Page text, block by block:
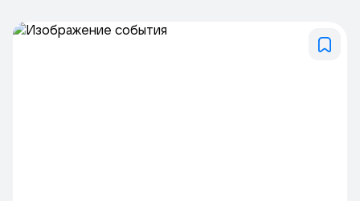
Театр активно работает с детьми и подростками, проводя
образовательные программы и мастер-классы. Он также